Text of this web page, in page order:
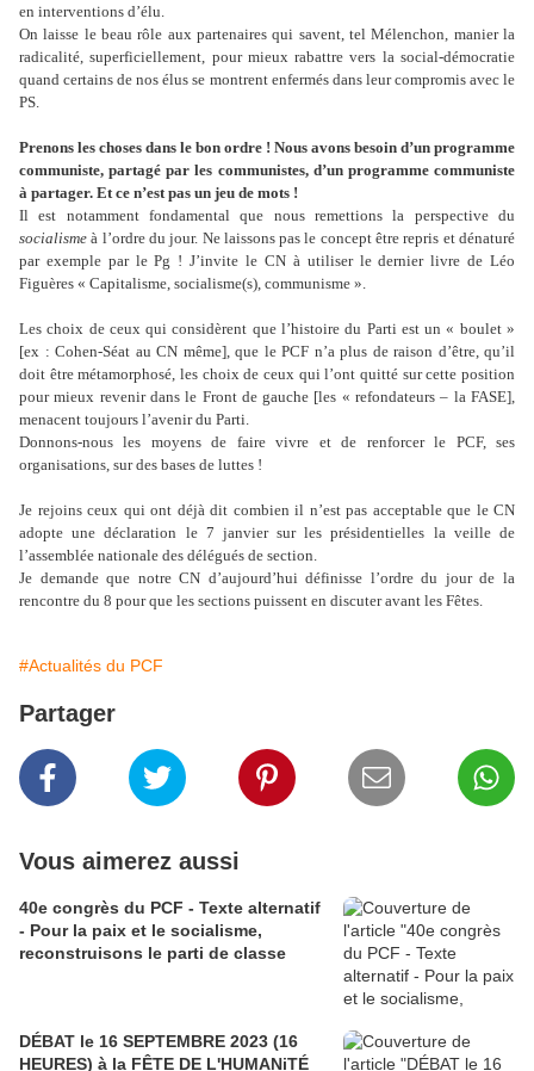
en interventions d’élu.
On laisse le beau rôle aux partenaires qui savent, tel Mélenchon, manier la
radicalité, superficiellement, pour mieux rabattre vers la social-démocratie
quand certains de nos élus se montrent enfermés dans leur compromis avec le
PS.
Prenons les choses dans le bon ordre ! Nous avons besoin d’un programme
communiste, partagé par les communistes, d’un programme communiste
à partager. Et ce n’est pas un jeu de mots !
Il est notamment fondamental que nous remettions la perspective du
socialisme à l’ordre du jour. Ne laissons pas le concept être repris et dénaturé
par exemple par le Pg ! J’invite le CN à utiliser le dernier livre de Léo
Figuères « Capitalisme, socialisme(s), communisme ».
Les choix de ceux qui considèrent que l’histoire du Parti est un « boulet »
[ex : Cohen-Séat au CN même], que le PCF n’a plus de raison d’être, qu’il
doit être métamorphosé, les choix de ceux qui l’ont quitté sur cette position
pour mieux revenir dans le Front de gauche [les « refondateurs – la FASE],
menacent toujours l’avenir du Parti.
Donnons-nous les moyens de faire vivre et de renforcer le PCF, ses
organisations, sur des bases de luttes !
Je rejoins ceux qui ont déjà dit combien il n’est pas acceptable que le CN
adopte une déclaration le 7 janvier sur les présidentielles la veille de
l’assemblée nationale des délégués de section.
Je demande que notre CN d’aujourd’hui définisse l’ordre du jour de la
rencontre du 8 pour que les sections puissent en discuter avant les Fêtes.
#Actualités du PCF
Partager
Vous aimerez aussi
40e congrès du PCF - Texte alternatif
- Pour la paix et le socialisme,
reconstruisons le parti de classe
DÉBAT le 16 SEPTEMBRE 2023 (16
HEURES) à la FÊTE DE L'HUMANiTÉ